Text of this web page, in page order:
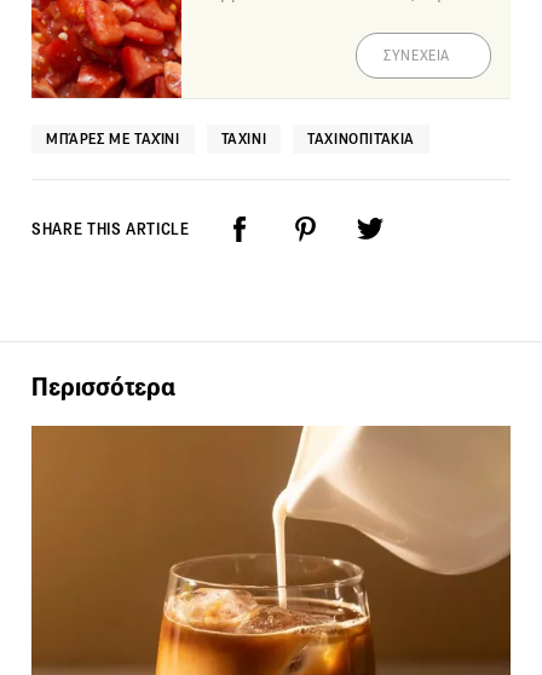
ΣΥΝΕΧΕΙΑ
ΜΠΆΡΕΣ ΜΕ ΤΑΧΊΝΙ ΤΑΧΊΝΙ ΤΑΧΙΝΟΠΙΤΆΚΙΑ
SHARE THIS ARTICLE
Περισσότερα